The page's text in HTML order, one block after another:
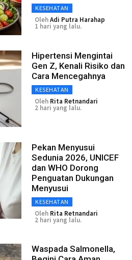
KESEHATAN
OlehAdi Putra Harahap
1 hari yang lalu.
Hipertensi Mengintai
Gen Z, Kenali Risiko dan
Cara Mencegahnya
KESEHATAN
Oleh Rita Retnandari
2 hari yang lalu.
Pekan Menyusui
Sedunia 2026, UNICEF
dan WHO Dorong
Penguatan Dukungan
Menyusui
KESEHATAN
Oleh Rita Retnandari
2 hari yang lalu.
Waspada Salmonella,